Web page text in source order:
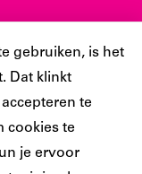
gebruiken, is het
Dat klinkt
te
cookies te
je ervoor